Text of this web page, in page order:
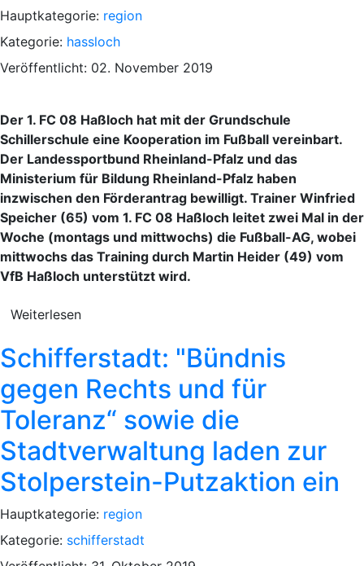
Hauptkategorie: region
Kategorie: hassloch
Veröffentlicht: 02. November 2019
Der 1. FC 08 Haßloch hat mit der Grundschule
Schillerschule eine Kooperation im Fußball vereinbart.
Der Landessportbund Rheinland-Pfalz und das
Ministerium für Bildung Rheinland-Pfalz haben
inzwischen den Förderantrag bewilligt. Trainer Winfried
Speicher (65) vom 1. FC 08 Haßloch leitet zwei Mal in der
Woche (montags und mittwochs) die Fußball-AG, wobei
mittwochs das Training durch Martin Heider (49) vom
VfB Haßloch unterstützt wird.
Weiterlesen
Schifferstadt: "Bündnis
gegen Rechts und für
Toleranz“ sowie die
Stadtverwaltung laden zur
Stolperstein-Putzaktion ein
Hauptkategorie: region
Kategorie: schifferstadt